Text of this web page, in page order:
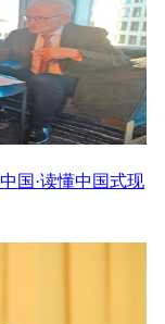
国·读懂中国式现